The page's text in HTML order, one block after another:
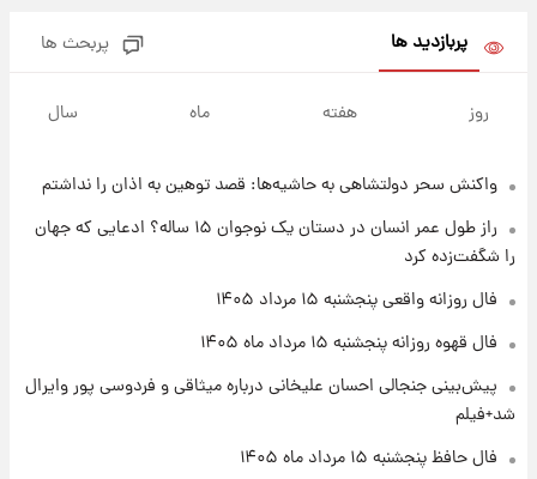
قیمت سکه و طلا فردا
۲۲ ساعت پیش
۲۳ ساعت پیش
پربازدید ها پربحث ها
روز هفته ماه سال
واکنش سحر دولتشاهی به حاشیه‌ها: قصد توهین به اذان را نداشتم
راز طول عمر انسان در دستان یک نوجوان ۱۵ ساله؟ ادعایی که جهان
را شگفت‌زده کرد
فال روزانه واقعی پنجشنبه ۱۵ مرداد ۱۴۰۵
فال قهوه روزانه پنجشنبه ۱۵ مرداد ماه ۱۴۰۵
پیش‌بینی جنجالی احسان علیخانی درباره میثاقی و فردوسی پور وایرال
شد+فیلم
فال حافظ پنجشنبه ۱۵ مرداد ماه ۱۴۰۵